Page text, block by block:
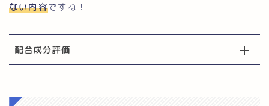
ない内容ですね！
配合成分評価